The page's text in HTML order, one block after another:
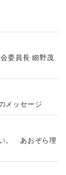
委員長 細野茂
メッセージ
。 あおぞら理